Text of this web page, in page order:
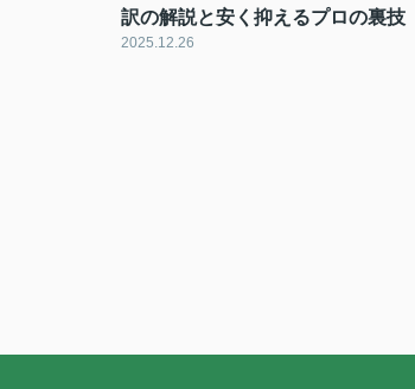
訳の解説と安く抑えるプロの裏技
2025.12.26